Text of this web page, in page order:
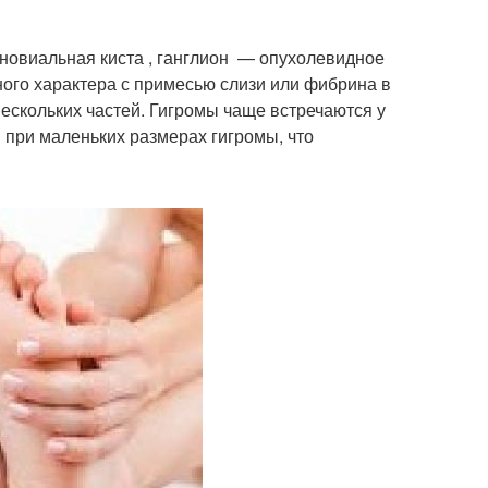
киста , ганглион — опухолевидное
характера с примесью слизи или фибрина в
частей. Гигромы чаще встречаются у
маленьких размерах гигромы, что